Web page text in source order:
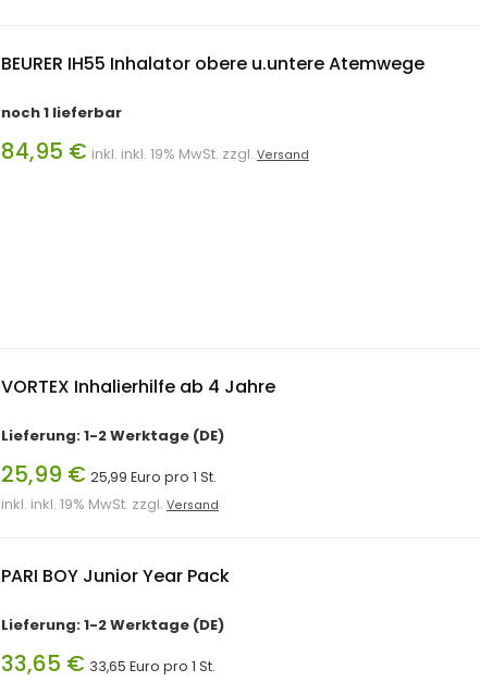
BEURER IH55 Inhalator obere u.untere Atemwege
noch 1 lieferbar
84,95 € inkl. inkl. 19% MwSt. zzgl. Versand
VORTEX Inhalierhilfe ab 4 Jahre
Lieferung: 1-2 Werktage (DE)
25,99 € 25,99 Euro pro 1 St.
inkl. inkl. 19% MwSt. zzgl. Versand
PARI BOY Junior Year Pack
Lieferung: 1-2 Werktage (DE)
33,65 € 33,65 Euro pro 1 St.